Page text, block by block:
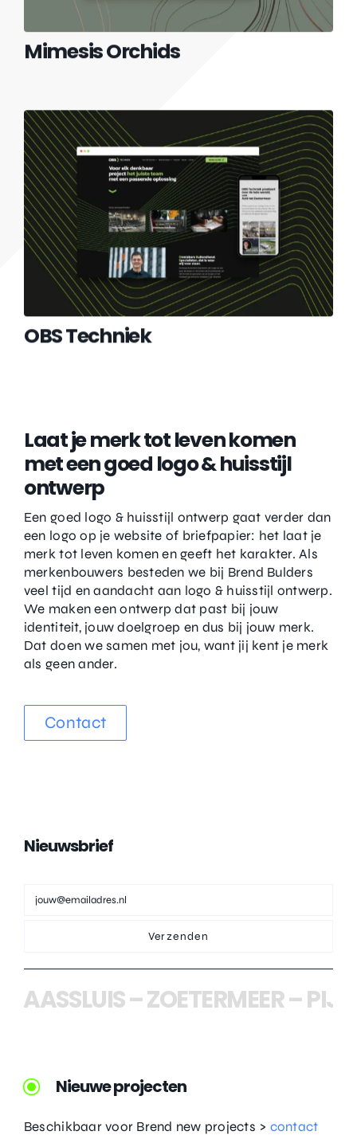
Mimesis Orchids
OBS Techniek
Laat je merk tot leven komen
met een goed logo & huisstijl
ontwerp
Een goed logo & huisstijl ontwerp gaat verder dan
een logo op je website of briefpapier: het laat je
merk tot leven komen en geeft het karakter. Als
merkenbouwers besteden we bij Brend Bulders
veel tijd en aandacht aan logo & huisstijl ontwerp.
We maken een ontwerp dat past bij jouw
identiteit, jouw doelgroep en dus bij jouw merk.
Dat doen we samen met jou, want jij kent je merk
als geen ander.
Contact
Nieuwsbrief
Verzenden
–ZOETERMEER–
Nieuwe projecten
Beschikbaar voor Brend new projects > contact